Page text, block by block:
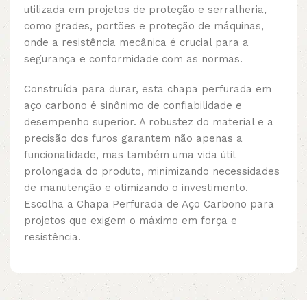
utilizada em projetos de proteção e serralheria,
como grades, portões e proteção de máquinas,
onde a resistência mecânica é crucial para a
segurança e conformidade com as normas.
Construída para durar, esta chapa perfurada em
aço carbono é sinônimo de confiabilidade e
desempenho superior. A robustez do material e a
precisão dos furos garantem não apenas a
funcionalidade, mas também uma vida útil
prolongada do produto, minimizando necessidades
de manutenção e otimizando o investimento.
Escolha a Chapa Perfurada de Aço Carbono para
projetos que exigem o máximo em força e
resistência.